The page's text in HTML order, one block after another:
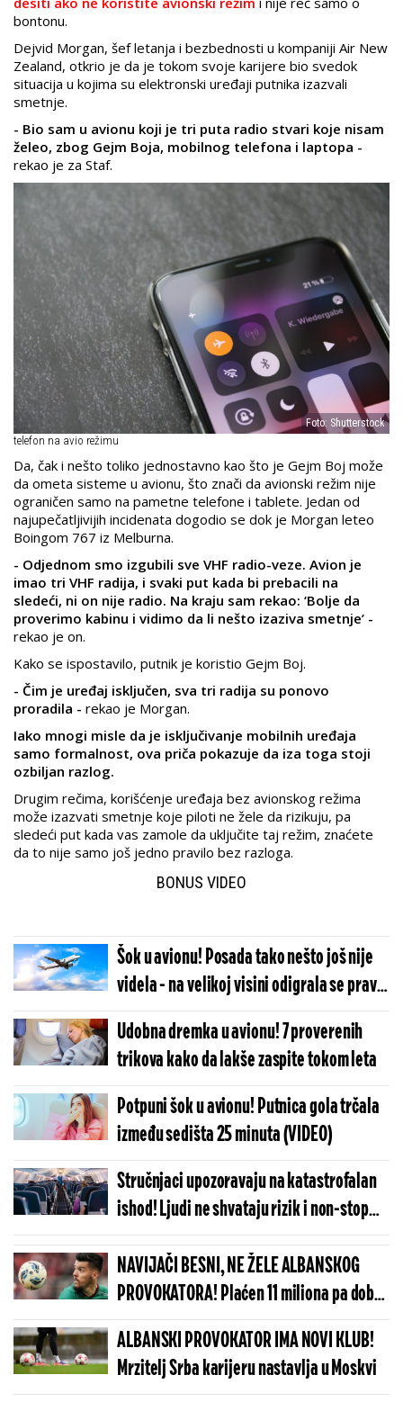
bontonu.
Dejvid Morgan, šef letanja i bezbednosti u kompaniji Air New
Zealand, otkrio je da je tokom svoje karijere bio svedok
situacija u kojima su elektronski uređaji putnika izazvali
smetnje.
- Bio sam u avionu koji je tri puta radio stvari koje nisam
želeo, zbog Gejm Boja, mobilnog telefona i laptopa -
rekao je za Staf.
Foto: Shutterstock
telefon na avio režimu
Da, čak i nešto toliko jednostavno kao što je Gejm Boj može
da ometa sisteme u avionu, što znači da avionski režim nije
ograničen samo na pametne telefone i tablete. Jedan od
najupečatljivijih incidenata dogodio se dok je Morgan leteo
Boingom 767 iz Melburna.
- Odjednom smo izgubili sve VHF radio-veze. Avion je
imao tri VHF radija, i svaki put kada bi prebacili na
sledeći, ni on nije radio. Na kraju sam rekao: ‘Bolje da
proverimo kabinu i vidimo da li nešto izaziva smetnje’ -
rekao je on.
Kako se ispostavilo, putnik je koristio Gejm Boj.
- Čim je uređaj isključen, sva tri radija su ponovo
proradila - rekao je Morgan.
Iako mnogi misle da je isključivanje mobilnih uređaja
samo formalnost, ova priča pokazuje da iza toga stoji
ozbiljan razlog.
Drugim rečima, korišćenje uređaja bez avionskog režima
može izazvati smetnje koje piloti ne žele da rizikuju, pa
sledeći put kada vas zamole da uključite taj režim, znaćete
da to nije samo još jedno pravilo bez razloga.
BONUS VIDEO
Šok u avionu! Posada tako nešto još nije
videla - na velikoj visini odigrala se prava
drama (VIDEO)
Udobna dremka u avionu! 7 proverenih
trikova kako da lakše zaspite tokom leta
Potpuni šok u avionu! Putnica gola trčala
između sedišta 25 minuta (VIDEO)
Stručnjaci upozoravaju na katastrofalan
ishod! Ljudi ne shvataju rizik i non-stop
rade jednu stvar u avionu
NAVIJAČI BESNI, NE ŽELE ALBANSKOG
PROVOKATORA! Plaćen 11 miliona pa dobio
brutalnu poruku
ALBANSKI PROVOKATOR IMA NOVI KLUB!
Mrzitelj Srba karijeru nastavlja u Moskvi